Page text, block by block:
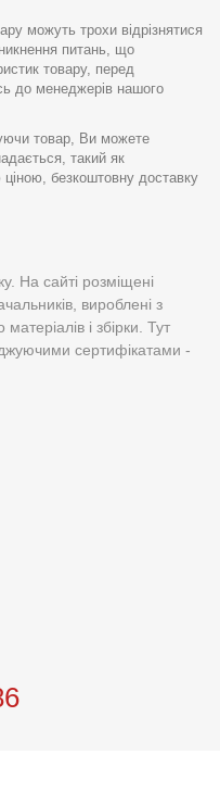
можуть трохи відрізнятися
питань, що
товару, перед
до менеджерів нашого
товар, Ви можете
такий як
безкоштовну доставку
На сайті розміщені
вироблені з
і збірки. Тут
сертифікатами -